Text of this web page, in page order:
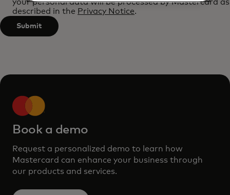
characters.
your personal data will be processed by Mastercard as
described in the Privacy Notice.
Submit
Book a demo
Request a personalized demo to learn how
Mastercard can enhance your business through
our products and services.